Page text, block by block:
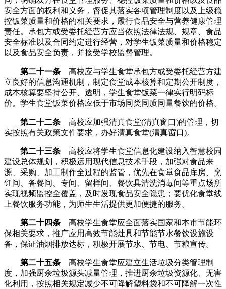
安全方面的权利和义务，督促其落实各项管理制度以及上级稳
控饭菜质量和价格的相关要求，履行食品安全与营养健康管理
责任。承包方或受委托经营方应当依照法律法规、规章、食品
安全标准以及合同约定进行经营，对学生饭菜质量和价格稳定
以及食品安全负责，并接受学校监督管理。
第二十一条 高校应与学生食堂承包方或受委托经营方建
立良好的信息沟通机制，制定食堂成本核算和定期公开制度，
成本核算要坚持公开、透明，学生食堂饭菜一律实行明码标
价。学生食堂饭菜价格应低于市场同类同质同量餐饮的价格。
第二十二条 高校应加强清真食堂(清真窗口)的管理，切
实按照有关政策文件要求，办好清真食堂(清真窗口)。
第二十三条 高校应将学生食堂信息化建设纳入智慧校园
建设总体规划，积极运用现代信息技术手段，加强对食品来
源、采购、加工制作全过程的监管，优先在食堂食品库房、烹
饪间、备餐间、专间、留样间、餐饮具清洗消毒间等重点场所
实现视频监控全覆盖，及时发现食品安全隐患；要优化食堂线
上餐饮服务功能，为师生生活提供更加便捷的服务。
第二十四条 高校学生食堂应全面落实国家和本市节能环
保相关要求，推广应用高效节能灶具和节能节水餐饮设施设
备，保证油烟排放达标，积极开展节水、节电、节粮宣传。
第二十五条 高校学生食堂应建立生活垃圾分类管理制
度，加强厨余垃圾源头减量管理，推进厨余垃圾资源化、无害
化利用，按照相关规定减少不可降解塑料袋和不可降解一次性